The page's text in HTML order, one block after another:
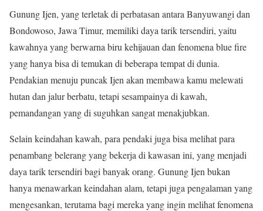
Gunung Ijen, yang terletak di perbatasan antara Banyuwangi dan
Bondowoso, Jawa Timur, memiliki daya tarik tersendiri, yaitu
kawahnya yang berwarna biru kehijauan dan fenomena blue fire
yang hanya bisa di temukan di beberapa tempat di dunia.
Pendakian menuju puncak Ijen akan membawa kamu melewati
hutan dan jalur berbatu, tetapi sesampainya di kawah,
pemandangan yang di suguhkan sangat menakjubkan.
Selain keindahan kawah, para pendaki juga bisa melihat para
penambang belerang yang bekerja di kawasan ini, yang menjadi
daya tarik tersendiri bagi banyak orang. Gunung Ijen bukan
hanya menawarkan keindahan alam, tetapi juga pengalaman yang
mengesankan, terutama bagi mereka yang ingin melihat fenomena